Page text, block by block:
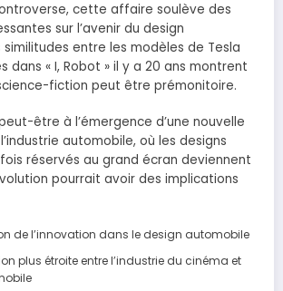
cette affaire soulève des
sur l’avenir du design
similitudes entre les modèles de Tesla
dans « I, Robot » il y a 20 ans montrent
fiction peut être prémonitoire.
être à l’émergence d’une nouvelle
automobile, où les designs
réservés au grand écran deviennent
pourrait avoir des implications
de l’innovation dans le design automobile
plus étroite entre l’industrie du cinéma et